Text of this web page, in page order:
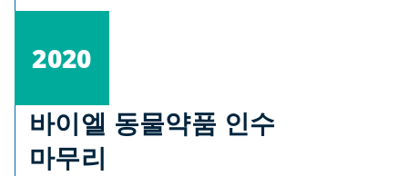
2020
바이엘 동물약품 인수
마무리